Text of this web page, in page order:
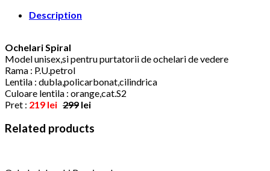
Description
Ochelari Spiral
Model unisex,si pentru purtatorii de ochelari de vedere
Rama : P.U.petrol
Lentila : dubla,policarbonat,cilindrica
Culoare lentila : orange,cat.S2
Pret : 219 lei 299 lei
Related products